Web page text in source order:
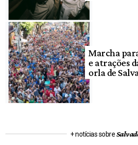
Marcha
e atrações
orla de
+ notícias sobre